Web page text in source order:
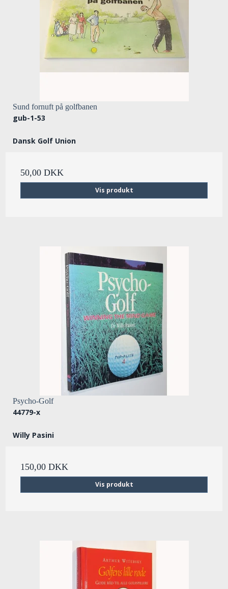
Sund fornuft på golfbanen
gub-1-53
Dansk Golf Union
50,00 DKK
Vis produkt
Psycho-Golf
44779-x
Willy Pasini
150,00 DKK
Vis produkt